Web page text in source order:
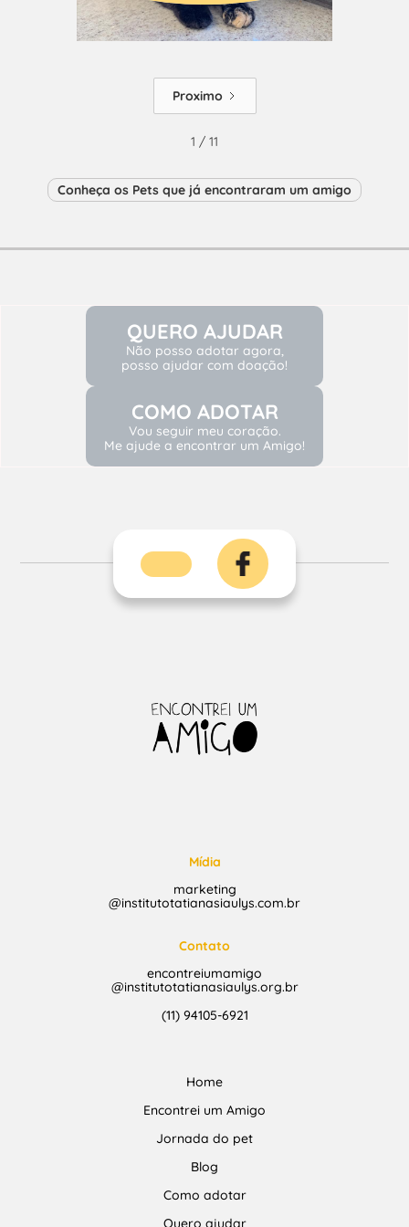
Proximo
1 / 11
Conheça os Pets que já encontraram um amigo
QUERO AJUDAR
Não posso adotar agora,
posso ajudar com doação!
COMO ADOTAR
Vou seguir meu coração.
Me ajude a encontrar um Amigo!
Mídia
marketing
@institutotatianasiaulys.com.br
Contato
encontreiumamigo
@institutotatianasiaulys.org.br
(11) 94105-6921
Home
Encontrei um Amigo
Jornada do pet
Blog
Como adotar
Quero ajudar